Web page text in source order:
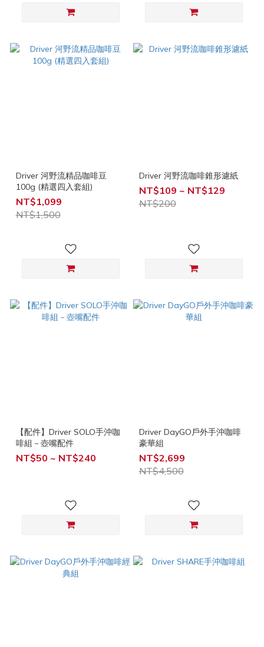
Driver 河野流精品咖啡豆
100g (精選四入套組)
NT$1,099
NT$1,500
Driver 河野流咖啡錐形濾紙
NT$109 ~ NT$129
NT$200
【配件】Driver SOLO手沖咖
啡組－壺嘴配件
NT$50 ~ NT$240
Driver DayGO戶外手沖咖啡
豪華組
NT$2,699
NT$4,500